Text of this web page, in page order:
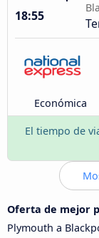
18:55
Económica
El tiempo de
Oferta de mejor
Plymouth a